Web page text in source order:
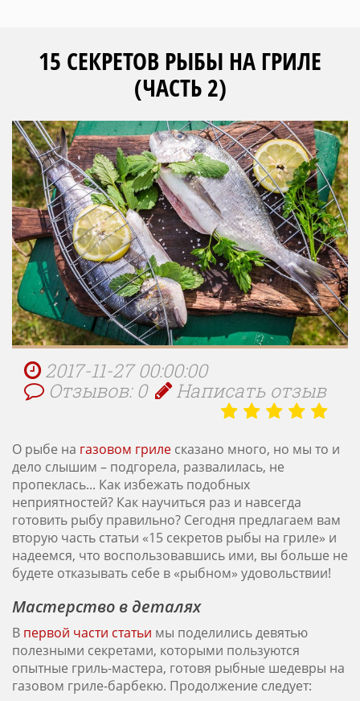
15 СЕКРЕТОВ РЫБЫ НА ГРИЛЕ
(ЧАСТЬ 2)
2017-11-27 00:00:00
Отзывов: 0
Написать отзыв
О рыбе на газовом гриле сказано много, но мы то и
дело слышим – подгорела, развалилась, не
пропеклась... Как избежать подобных
неприятностей? Как научиться раз и навсегда
готовить рыбу правильно? Сегодня предлагаем вам
вторую часть статьи «15 секретов рыбы на гриле» и
надеемся, что воспользовавшись ими, вы больше не
будете отказывать себе в «рыбном» удовольствии!
Мастерство в деталях
В первой части статьи мы поделились девятью
полезными секретами, которыми пользуются
опытные гриль-мастера, готовя рыбные шедевры на
газовом гриле-барбекю. Продолжение следует: